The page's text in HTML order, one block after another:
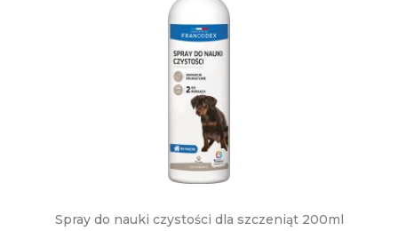
Spray do nauki czystości dla szczeniąt 200ml